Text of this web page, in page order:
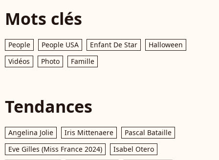
Mots clés
People People USA Enfant De Star
Halloween
Vidéos
Photo Famille
Tendances
Angelina Jolie Iris Mittenaere
Pascal Bataille
Eve Gilles (Miss France 2024)
Isabel Otero